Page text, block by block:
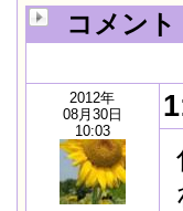
コメント
2012年
08月30日
10:03
1